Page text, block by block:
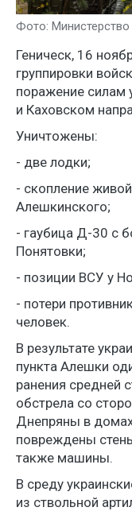
Фото:
Геническ, 16
группировки
поражение силам
и Каховском
Уничтожены:
- две лодки;
- скопление
Алешкинского;
- гаубица Д-30 с
Понятовки;
- позиции ВСУ у
- потери
человек.
В результате
пункта Алешки
ранения средней
обстрела со
Днепряны в
повреждены
также машины.
В среду
из ствольной